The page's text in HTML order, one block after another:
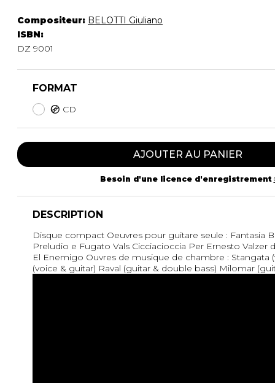
Compositeur: BELOTTI Giuliano
ISBN:
DZ 9001
FORMAT
CD
AJOUTER AU PANIER
Besoin d'une licence d'enregistrement
DESCRIPTION
Disque compact Oeuvres pour guitare seule : Fantasia
Preludio e Fugato Vals Cicciacioccia Per Ernesto
El Enemigo Ouvres de musique de chambre : Stangata
(voice & guitar) Raval (guitar & double bass) Milomar